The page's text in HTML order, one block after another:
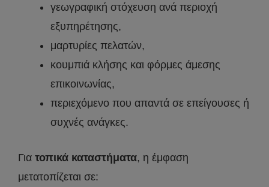
γεωγραφική στόχευση ανά περιοχή
εξυπηρέτησης,
μαρτυρίες πελατών,
κουμπιά κλήσης και φόρμες άμεσης
επικοινωνίας,
περιεχόμενο που απαντά σε επείγουσες ή
συχνές ανάγκες.
Για τοπικά καταστήματα, η έμφαση
μετατοπίζεται σε: